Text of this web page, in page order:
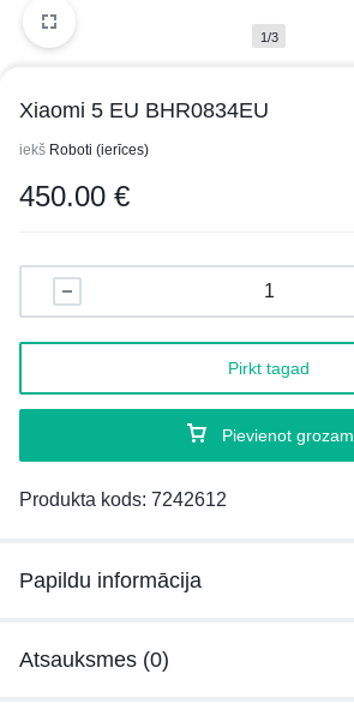
1/3
Xiaomi 5 EU BHR0834EU
iekš Roboti (ierīces)
450.00 €
Pievienot grozam
Pirkt tagad
Produkta kods: 7242612
Papildu informācija
Atsauksmes (0)